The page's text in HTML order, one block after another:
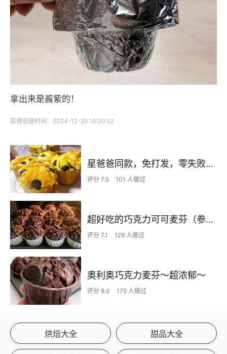
拿出来是酱紫的！
菜谱创建时间：2024-12-29 16:30:52
星爸爸同款，免打发，零失败，酥粒蓝莓麦芬蛋糕
评分 7.5 101 人做过
超好吃的巧克力可可麦芬（参考小红书姗胖版）
评分 7.1 129 人做过
奥利奥巧克力麦芬～超浓郁～
评分 8.0 175 人做过
烘焙大全 甜品大全